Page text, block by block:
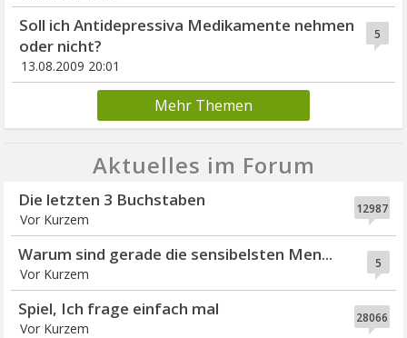
5
Soll ich Antidepressiva Medikamente nehmen
oder nicht?
13.08.2009 20:01
Mehr Themen
Aktuelles im Forum
12987
Die letzten 3 Buchstaben
Vor Kurzem
5
Warum sind gerade die sensibelsten Men...
Vor Kurzem
28066
Spiel, Ich frage einfach mal
Vor Kurzem